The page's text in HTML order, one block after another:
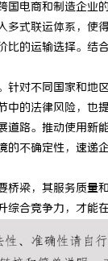
国电商和制造企业
多式联运体系，
的运输选择。
对不同国家和
的法律风险，也
道路。推动使用
不确定性，速
梁，其服务质
合竞争力，才能